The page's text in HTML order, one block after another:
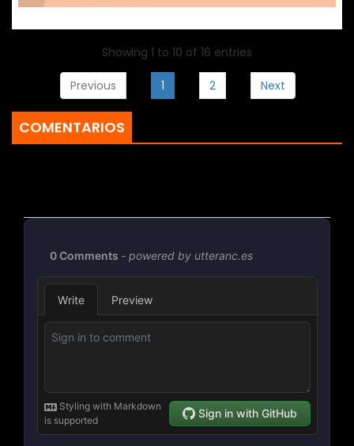
Showing 1 to 10 of 16 entries
Previous 1 2 Next
COMENTARIOS